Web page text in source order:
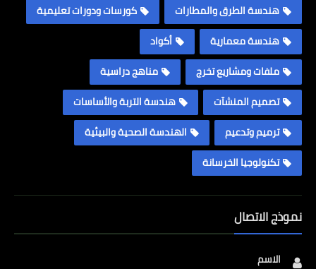
هندسة الطرق والمطارات
كورسات ودورات تعليمية
هندسة معمارية
أكواد
ملفات ومشاريع تخرج
مناهج دراسية
تصميم المنشآت
هندسة التربة والأساسات
ترميم وتدعيم
الهندسة الصحية والبيئية
تكنولوجيا الخرسانة
نموذج الاتصال
الاسم